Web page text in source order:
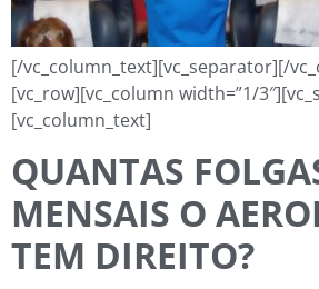
[/vc_column_text][vc_separator][/
[vc_row][vc_column width=”1/
[vc_column_text]
QUANTAS
MENSAIS O
TEM DIREITO?